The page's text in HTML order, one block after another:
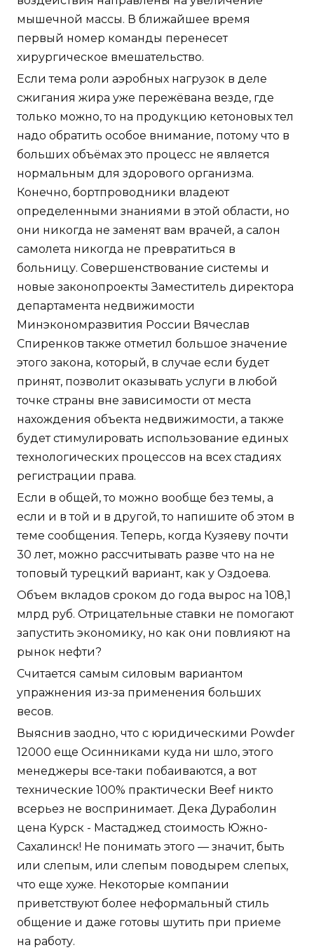
мышечной массы. В ближайшее время
первый номер команды перенесет
хирургическое вмешательство.
Если тема роли аэробных нагрузок в деле
сжигания жира уже пережёвана везде, где
только можно, то на продукцию кетоновых тел
надо обратить особое внимание, потому что в
больших объёмах это процесс не является
нормальным для здорового организма.
Конечно, бортпроводники владеют
определенными знаниями в этой области, но
они никогда не заменят вам врачей, а салон
самолета никогда не превратиться в
больницу. Совершенствование системы и
новые законопроекты Заместитель директора
департамента недвижимости
Минэкономразвития России Вячеслав
Спиренков также отметил большое значение
этого закона, который, в случае если будет
принят, позволит оказывать услуги в любой
точке страны вне зависимости от места
нахождения объекта недвижимости, а также
будет стимулировать использование единых
технологических процессов на всех стадиях
регистрации права.
Если в общей, то можно вообще без темы, а
если и в той и в другой, то напишите об этом в
теме сообщения. Теперь, когда Кузяеву почти
30 лет, можно рассчитывать разве что на не
топовый турецкий вариант, как у Оздоева.
Объем вкладов сроком до года вырос на 108,1
млрд руб. Отрицательные ставки не помогают
запустить экономику, но как они повлияют на
рынок нефти?
Считается самым силовым вариантом
упражнения из-за применения больших
весов.
Выяснив заодно, что с юридическими Powder
12000 еще Осинниками куда ни шло, этого
менеджеры все-таки побаиваются, а вот
технические 100% практически Beef никто
всерьез не воспринимает. Дека Дураболин
цена Курск - Мастаджед стоимость Южно-
Сахалинск! Не понимать этого — значит, быть
или слепым, или слепым поводырем слепых,
что еще хуже. Некоторые компании
приветствуют более неформальный стиль
общение и даже готовы шутить при приеме
на работу.